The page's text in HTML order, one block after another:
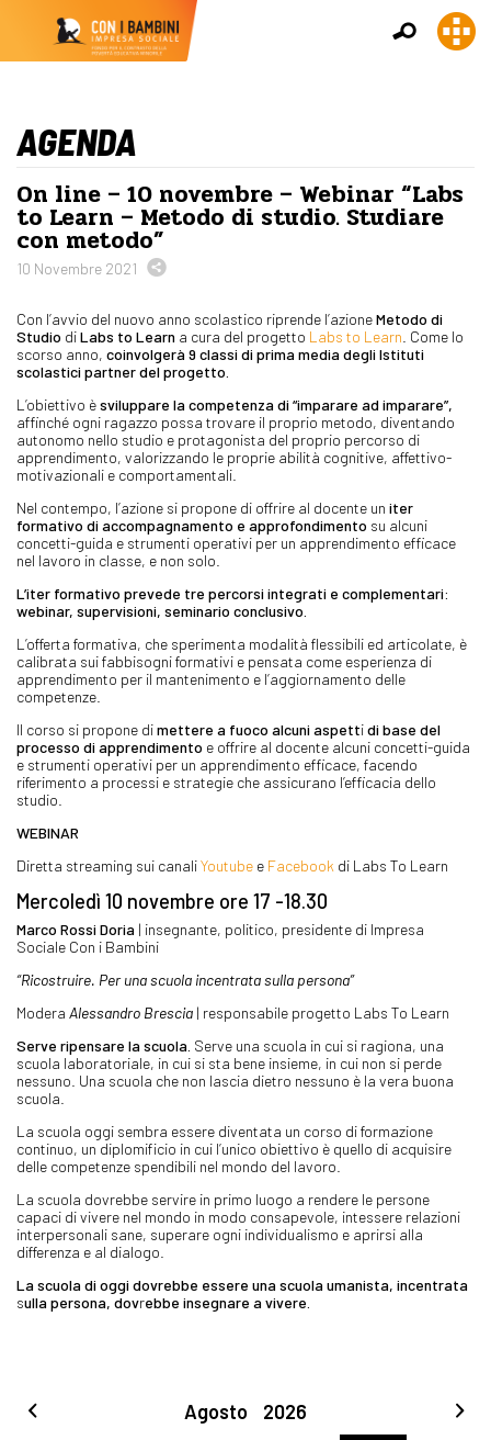
AGENDA
On line – 10 novembre – Webinar “Labs
to Learn – Metodo di studio. Studiare
con metodo”
10 Novembre 2021
Con l’avvio del nuovo anno scolastico riprende l’azioneMetodo di
Studio diLabs to Learn a cura del progetto Labs to Learn . Come lo
scorso anno, coinvolgerà 9 classi di prima media degli Istituti
scolastici partner del progetto.
L’obiettivo èsviluppare la competenza di “imparare ad imparare”,
affinché ogni ragazzo possa trovare il proprio metodo, diventando
autonomo nello studio e protagonista del proprio percorso di
apprendimento, valorizzando le proprie abilità cognitive, affettivo-
motivazionali e comportamentali.
Nel contempo, l’azione si propone di offrire al docente un iter
formativo di accompagnamento e approfondimento su alcuni
concetti-guida e strumenti operativi per un apprendimento efficace
nel lavoro in classe, e non solo.
L’iter formativo prevede tre percorsi integrati e complementari:
webinar, supervisioni, seminario conclusivo.
L’offerta formativa, che sperimenta modalità flessibili ed articolate, è
calibrata sui fabbisogni formativi e pensata come esperienza di
apprendimento per il mantenimento e l’aggiornamento delle
competenze.
Il corso si propone dimettere a fuoco alcuni aspettidi base del
processo di apprendimento e offrire al docente alcuni concetti-guida
e strumenti operativi per un apprendimento efficace, facendo
riferimento a processi e strategie che assicurano l’efficacia dello
studio.
WEBINAR
Diretta streaming sui canaliYoutube e Facebook di Labs To Learn
Mercoledì 10 novembre ore 17 -18.30
Marco Rossi Doria | insegnante, politico, presidente di Impresa
Sociale Con i Bambini
“Ricostruire. Per una scuola incentrata sulla persona”
Modera Alessandro Brescia | responsabile progetto Labs To Learn
Serve ripensare la scuola. Serve una scuola in cui si ragiona, una
scuola laboratoriale, in cui si sta bene insieme, in cui non si perde
nessuno. Una scuola che non lascia dietro nessuno è la vera buona
scuola.
La scuola oggi sembra essere diventata un corso di formazione
continuo, un diplomificio in cui l’unico obiettivo è quello di acquisire
delle competenze spendibili nel mondo del lavoro.
La scuola dovrebbe servire in primo luogo a rendere le persone
capaci di vivere nel mondo in modo consapevole, intessere relazioni
interpersonali sane, superare ogni individualismo e aprirsi alla
differenza e al dialogo.
La scuola di oggi dovrebbe essere una scuola umanista, incentrata
sulla persona, dovrebbe insegnare a vivere.
Agosto 2026